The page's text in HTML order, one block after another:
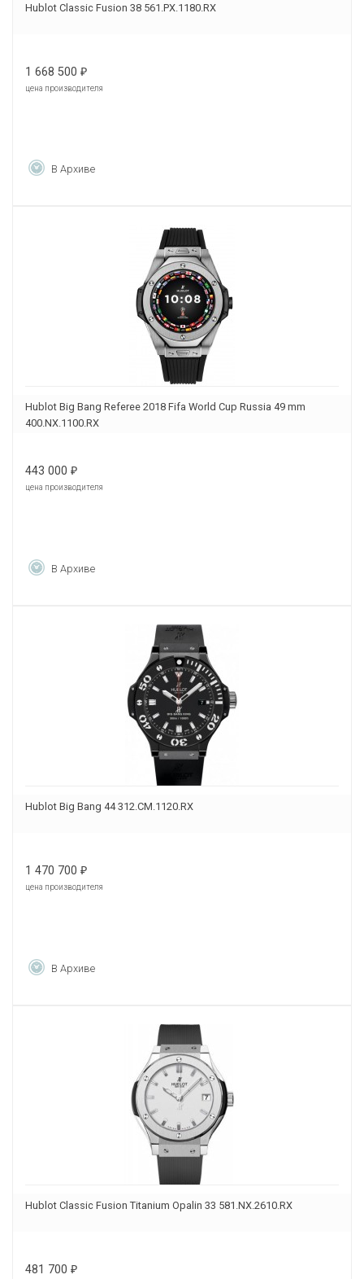
Hublot Classic Fusion 38 561.PX.1180.RX
1 668 500 ₽
цена производителя
В Архиве
Hublot Big Bang Referee 2018 Fifa World Cup Russia 49 mm
400.NX.1100.RX
443 000 ₽
цена производителя
В Архиве
Hublot Big Bang 44 312.CM.1120.RX
1 470 700 ₽
цена производителя
В Архиве
Hublot Classic Fusion Titanium Opalin 33 581.NX.2610.RX
481 700 ₽